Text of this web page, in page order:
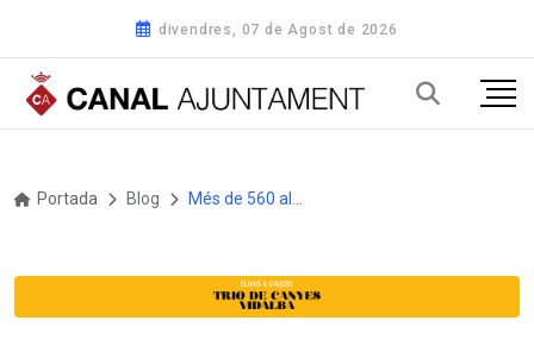
divendres, 07 de Agost de 2026
Portada Blog